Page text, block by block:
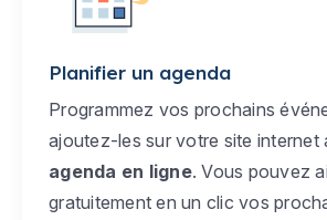
Planifier un agenda
Programmez vos prochains
ajoutez-les sur votre site internet
agenda en ligne. Vous pouvez
gratuitement en un clic vos